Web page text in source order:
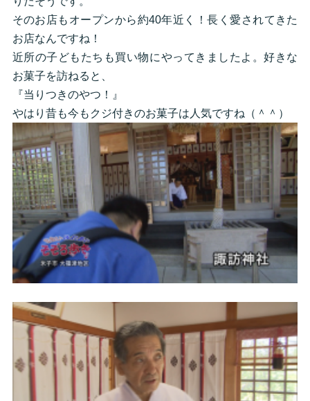
そのお店もオープンから約40年近く！長く愛されてきた
お店なんですね！
近所の子どもたちも買い物にやってきましたよ。好きな
お菓子を訪ねると、
『当りつきのやつ！』
やはり昔も今もクジ付きのお菓子は人気ですね（＾＾）